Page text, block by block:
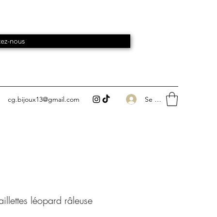
nous
cg.bijoux13@gmail.com Se connecter
léopard râleuse